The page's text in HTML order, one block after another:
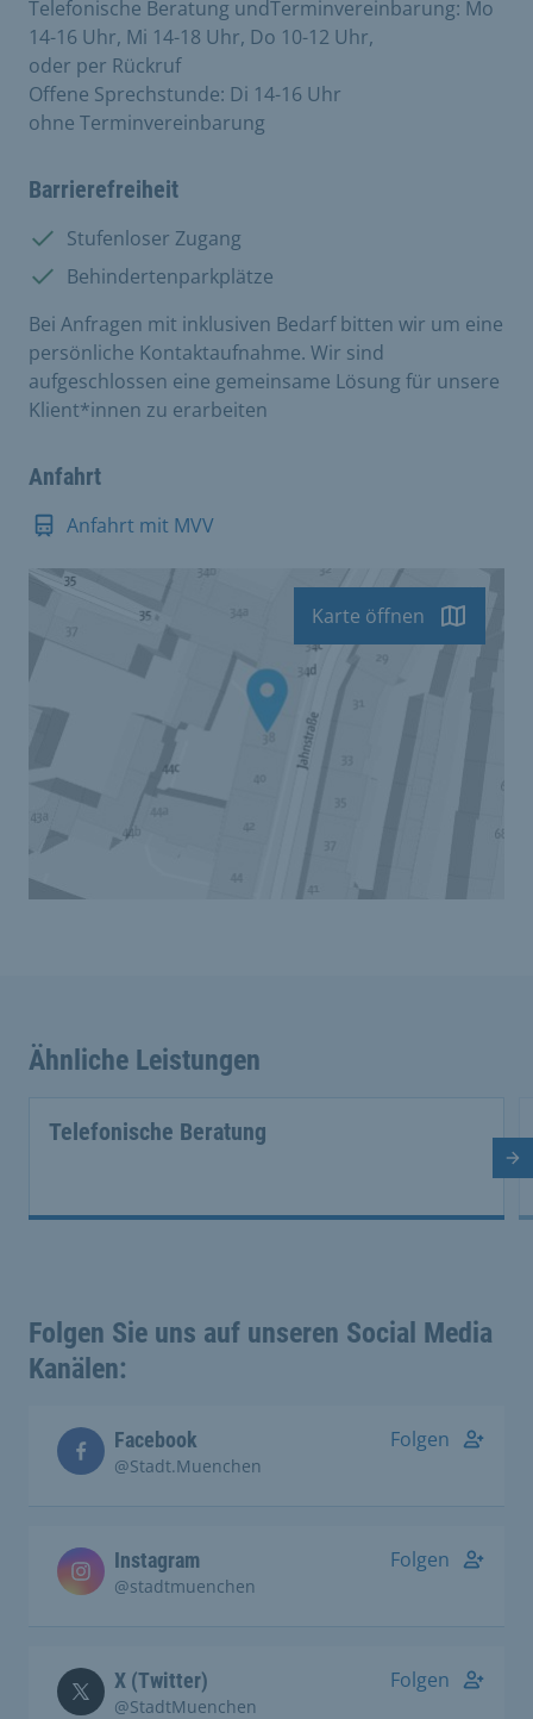
Telefonische Beratung undTerminvereinbarung: Mo
14-16 Uhr, Mi 14-18 Uhr, Do 10-12 Uhr,
oder per Rückruf
Offene Sprechstunde: Di 14-16 Uhr
ohne Terminvereinbarung
Barrierefreiheit
Vorhanden:
Stufenloser Zugang
Vorhanden:
Behindertenparkplätze
Bei Anfragen mit inklusiven Bedarf bitten wir um eine
persönliche Kontaktaufnahme. Wir sind
aufgeschlossen eine gemeinsame Lösung für unsere
Klient*innen zu erarbeiten
Anfahrt
Anfahrt mit MVV
Karte öffnen
Ähnliche Leistungen
Telefonische Beratung
Folgen Sie uns auf unseren Social Media
Kanälen:
Facebook
@Stadt.Muenchen
Folgen
Instagram
@stadtmuenchen
Folgen
X (Twitter)
@StadtMuenchen
Folgen